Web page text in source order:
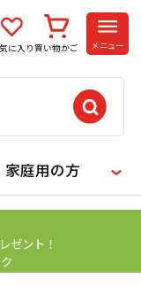
に入り 買い物かご メニュー
家庭用の方
ゼント！